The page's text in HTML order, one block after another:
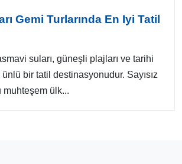
Gemi Turlarında En Iyi Tatil
suları, güneşli plajları ve tarihi
bir tatil destinasyonudur. Sayısız
ülk...